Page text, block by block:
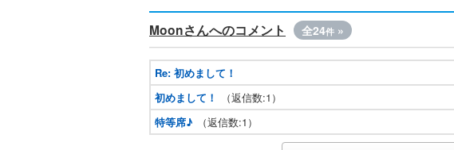
Moonさんへのコメント 全24件 »
Re: 初めまして！
初めまして！
（返信数:1）
特等席♪
（返信数:1）